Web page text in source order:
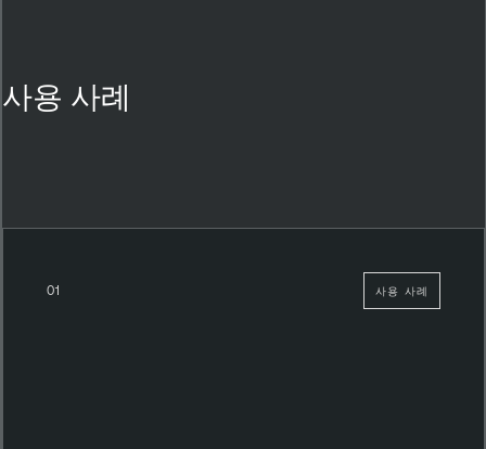
사용 사례
01 사용 사례